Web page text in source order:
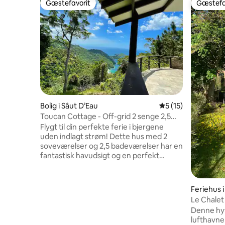
Gæstefavorit
Gæstefavorit
Bolig i Sâut D’Eau 5 ud af 5 i
5 (15)
Toucan Cottage - Off-grid 2 senge 2,5
badeværelser
Flygt til din perfekte ferie i bjergene
uden indlagt strøm! Dette hus med 2
soveværelser og 2,5 badeværelser har en
fantastisk havudsigt og en perfekt
Feriehus
Le Chalet
Denne